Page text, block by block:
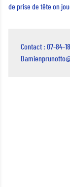
de prise de tête on
Contact : 07-84-